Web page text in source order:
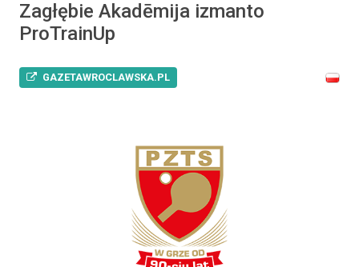
Zagłębie Akadēmija izmanto
ProTrainUp
GAZETAWROCLAWSKA.PL